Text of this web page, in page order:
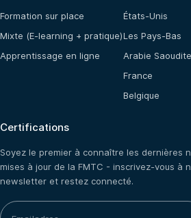
Formation sur place
Mixte (E-learning + pratique)
Apprentissage en ligne
États-Unis
Les Pays-Bas
Arabie Saoudite
France
Belgique
Certifications
Soyez le premier à connaître les dernières
mises à jour de la FMTC - inscrivez-vous à
newsletter et restez connecté.